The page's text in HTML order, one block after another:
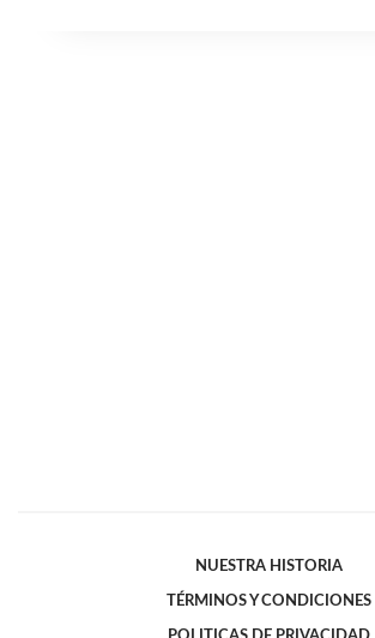
NUESTRA HISTORIA
TÉRMINOS Y CONDICIONES